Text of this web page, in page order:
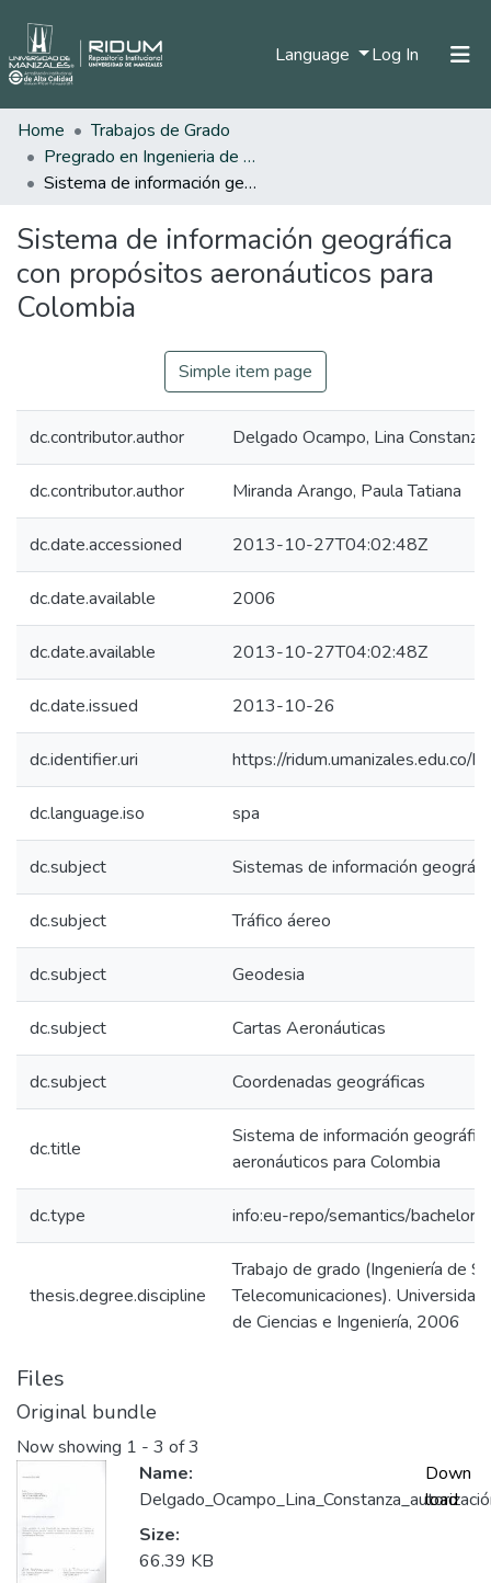
Language Log In (current)
Home
Trabajos de Grado
Pregrado en Ingenieria de Sistemas y Telecomunicaciones
Sistema de información geográfica con propósitos aeronáuticos para Colombia
Sistema de información geográfica
con propósitos aeronáuticos para
Colombia
Simple item page
dc.contributor.author Delgado Ocampo, Lina Constanza
dc.contributor.author Miranda Arango, Paula Tatiana
dc.date.accessioned 2013-10-27T04:02:48Z
dc.date.available 2006
dc.date.available 2013-10-27T04:02:48Z
dc.date.issued 2013-10-26
dc.identifier.uri https://
dc.language.iso spa
dc.subject Sistemas de información
dc.subject Tráfico áereo
dc.subject Geodesia
dc.subject Cartas Aeronáuticas
dc.subject Coordenadas geográficas
dc.title
Sistema de información
aeronáuticos para Colombia
dc.type info:eu-repo/semantics/
thesis.degree.discipline
Trabajo de grado (Ingeniería de
Telecomunicaciones).
de Ciencias e Ingeniería, 2006
Files
Original bundle
Now showing 1 - 3 of 3
Name:
Size:
66.39 KB
Down
load